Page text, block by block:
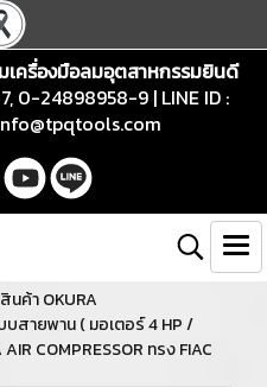
ครื่องมือลมอุตสาหกรรมยินดี
0-24898958-9 | LINE ID :
นค้า OKURA
สายพาน ( มอเตอร์ 4 HP /
COMPRESSOR ทรง FIAC